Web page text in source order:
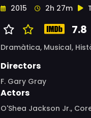
2015 2h 27m
7.8
Dramàtica, Musical,
Directors
F. Gary Gray
Actors
O'Shea Jackson Jr.,